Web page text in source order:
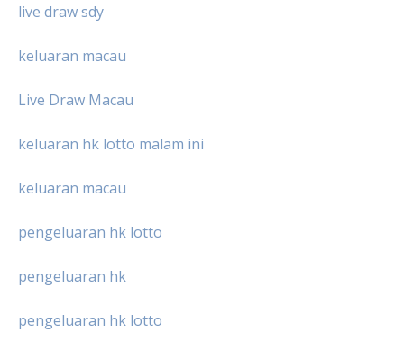
live draw sdy
keluaran macau
Live Draw Macau
keluaran hk lotto malam ini
keluaran macau
pengeluaran hk lotto
pengeluaran hk
pengeluaran hk lotto